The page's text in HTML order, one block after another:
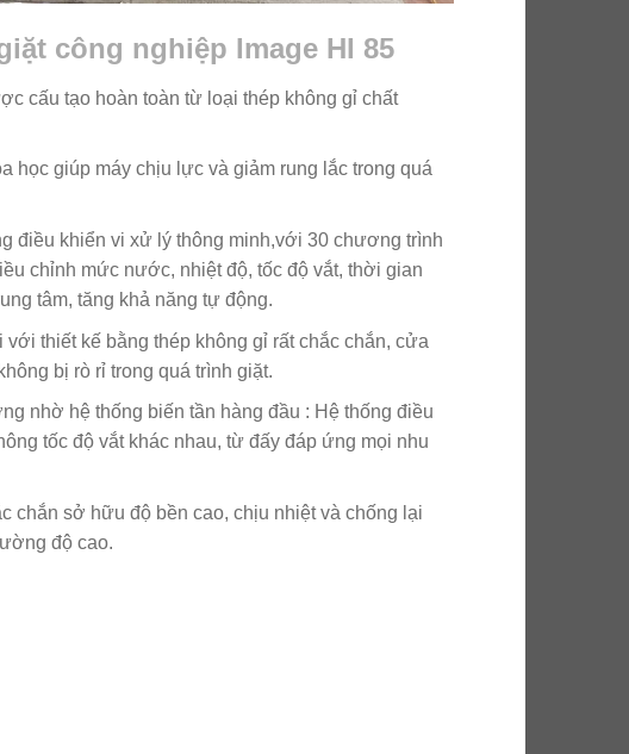
công nghiệp Image HI 85
cấu tạo hoàn toàn từ loại thép không gỉ chất
học giúp máy chịu lực và giảm rung lắc trong quá
điều khiển vi xử lý thông minh,với 30 chương trình
chỉnh mức nước, nhiệt độ, tốc độ vắt, thời gian
tâm, tăng khả năng tự động.
thiết kế bằng thép không gỉ rất chắc chắn, cửa
bị rò rỉ trong quá trình giặt.
nhờ hệ thống biến tần hàng đầu : Hệ thống điều
tốc độ vắt khác nhau, từ đấy đáp ứng mọi nhu
chắn sở hữu độ bền cao, chịu nhiệt và chống lại
độ cao.